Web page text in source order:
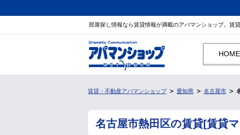
部屋探し情報なら賃貸情報が満載のアパマンショップ。賃
HOME
賃貸・不動産アパマンショップ 愛知県 名古屋市
名古屋市熱田区の賃貸[賃貸